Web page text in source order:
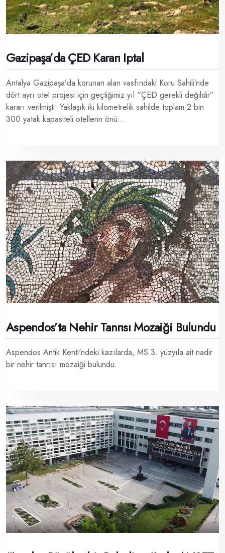
Gazipaşa’da ÇED Kararı Iptal
Antalya Gazipaşa’da korunan alan vasfındaki Koru Sahili’nde
dört ayrı otel projesi için geçtiğimiz yıl “ÇED gerekli değildir”
kararı verilmişti. Yaklaşık iki kilometrelik sahilde toplam 2 bin
300 yatak kapasiteli otellerin önü...
Aspendos’ta Nehir Tanrısı Mozaiği Bulundu
Aspendos Antik Kenti'ndeki kazılarda, MS 3. yüzyıla ait nadir
bir nehir tanrısı mozaiği bulundu.